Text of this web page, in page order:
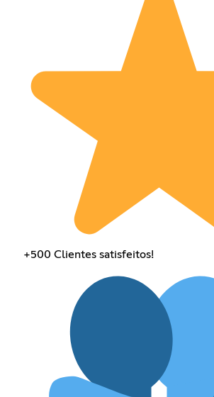
+500 Clientes satisfeitos!